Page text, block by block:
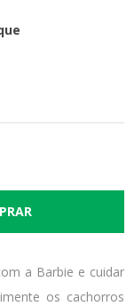
a Barbie e cuidar
os cachorros